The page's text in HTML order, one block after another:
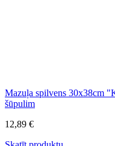
Mazuļa spilvens 30x38cm
šūpulim
12,89 €